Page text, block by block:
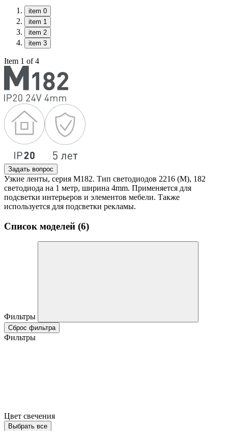
item 0
item 1
item 2
item 3
Item 1 of 4
Задать вопрос
Узкие ленты, серия M182. Тип светодиодов 2216 (M), 182
светодиода на 1 метр, ширина 4mm. Применяется для
подсветки интерьеров и элементов мебели. Также
используется для подсветки рекламы.
Список моделей (6)
Фильтры
Сброс фильтра
Фильтры
Цвет свечения
Выбрать все